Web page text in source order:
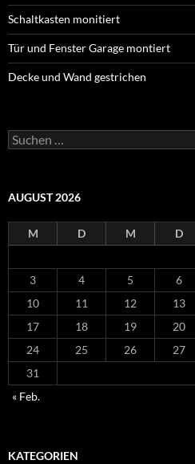
Schaltkasten monitiert
Tür und Fenster Garage montiert
Decke und Wand gestrichen
Suche
nach:
AUGUST 2026
M D M D
3
4 5 6
10
11 12 13
17
18 19 20
24
25 26 27
31
« Feb.
KATEGORIEN